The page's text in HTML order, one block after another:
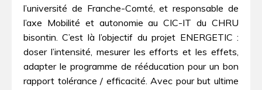
l’université de Franche-Comté, et responsable de
l’axe Mobilité et autonomie au CIC-IT du CHRU
bisontin. C’est là l’objectif du projet ENERGETIC :
doser l’intensité, mesurer les efforts et les effets,
adapter le programme de rééducation pour un bon
rapport tolérance / efficacité. Avec pour but ultime